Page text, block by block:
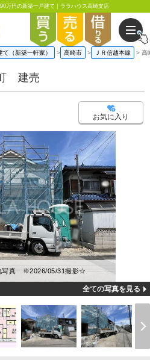
万円の新築一戸建て｜ララハウス高崎支店
て（新築一軒家） 高崎市 ＪＲ信越本線 高
建売
お気に入り
写真 ※2026/05/31撮影☆
全ての写真を見る